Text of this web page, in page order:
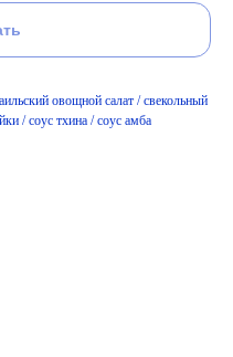
овощной салат / свекольный
/ соус тхина / соус амба